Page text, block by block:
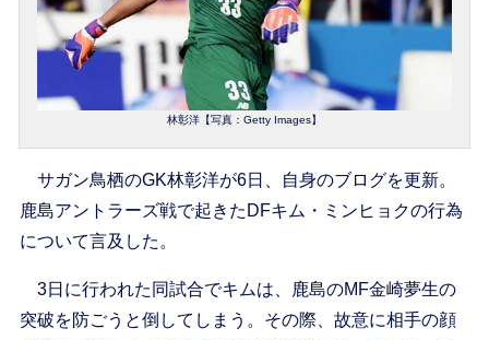
林彰洋【写真：Getty Images】
サガン鳥栖のGK林彰洋が6日、自身のブログを更新。
鹿島アントラーズ戦で起きたDFキム・ミンヒョクの行為
について言及した。
3日に行われた同試合でキムは、鹿島のMF金崎夢生の
突破を防ごうと倒してしまう。その際、故意に相手の顔